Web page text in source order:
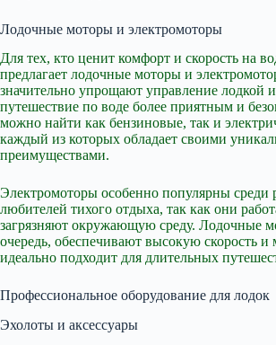
Лодочные моторы и электромоторы
Для тех, кто ценит комфорт и скорость на
предлагает лодочные моторы и
значительно упрощают управление лодкой
путешествие по воде более приятным и
можно найти как бензиновые, так и
каждый из которых обладает своими
преимуществами.
Электромоторы особенно популярны среди
любителей тихого отдыха, так как они
загрязняют окружающую среду. Лодочные
очередь, обеспечивают высокую скорость и
идеально подходит для длительных
Профессиональное оборудование для лодок
Эхолоты и аксессуары